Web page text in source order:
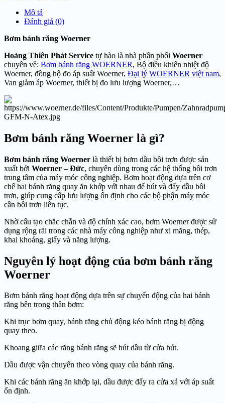
Mô tả
Đánh giá (0)
Bơm bánh răng Woerner
Hoàng Thiên Phát Service tự hào là nhà phân phối Woerner
chuyên về: Bơm bánh răng WOERNER, Bộ điều khiển nhiệt độ
Woerner, đồng hộ đo áp suất Woerner, Đại lý WOERNER việt nam,
Van giảm áp Woerner, thiết bị đo lưu lượng Woerner,…
Bơm bánh răng Woerner là gì?
Bơm bánh răng Woerner là thiết bị bơm dầu bôi trơn được sản
xuất bởi Woerner– Đức, chuyên dùng trong các hệ thống bôi trơn
trung tâm của máy móc công nghiệp. Bơm hoạt động dựa trên cơ
chế hai bánh răng quay ăn khớp với nhau để hút và đẩy dầu bôi
trơn, giúp cung cấp lưu lượng ổn định cho các bộ phận máy móc
cần bôi trơn liên tục.
Nhờ cấu tạo chắc chắn và độ chính xác cao, bơm Woerner được sử
dụng rộng rãi trong các nhà máy công nghiệp như xi măng, thép,
khai khoáng, giấy và năng lượng.
Nguyên lý hoạt động của bơm bánh răng
Woerner
Bơm bánh răng hoạt động dựa trên sự chuyển động của hai bánh
răng bên trong thân bơm:
Khi trục bơm quay, bánh răng chủ động kéo bánh răng bị động
quay theo.
Khoang giữa các răng bánh răng sẽ hút dầu từ cửa hút.
Dầu được vận chuyển theo vòng quay của bánh răng.
Khi các bánh răng ăn khớp lại, dầu được đẩy ra cửa xả với áp suất
ổn định.